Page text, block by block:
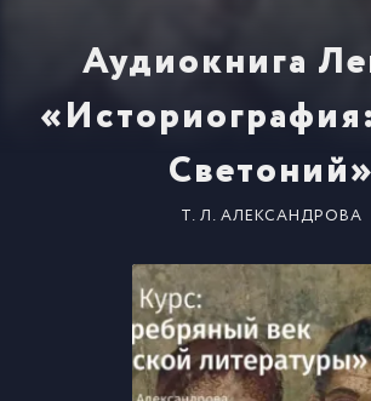
Аудиокнига
Светоний»
Т. Л. АЛЕКСАНДРОВА